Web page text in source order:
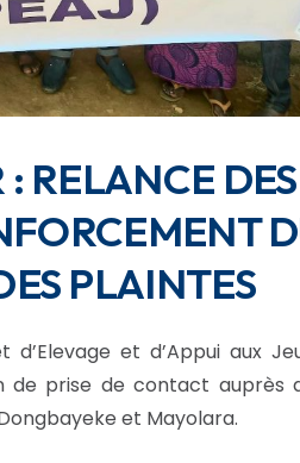
RELANCE DES
PLAINTES
et d’Appui aux
de prise de contact auprès
et Mayolara.